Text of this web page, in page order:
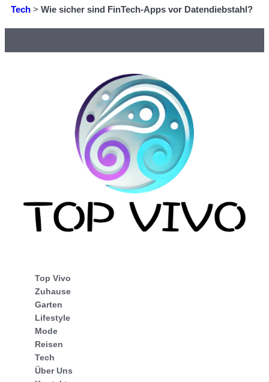
Tech > Wie sicher sind FinTech-Apps vor Datendiebstahl?
Top Vivo
Zuhause
Garten
Lifestyle
Mode
Reisen
Tech
Über Uns